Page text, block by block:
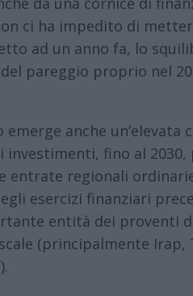
ci ha impedito di
ad un anno fa, lo
pareggio proprio nel
emerge anche un’elevata
investimenti, fino al
entrate regionali
esercizi finanziari
entità dei proventi
(principalmente